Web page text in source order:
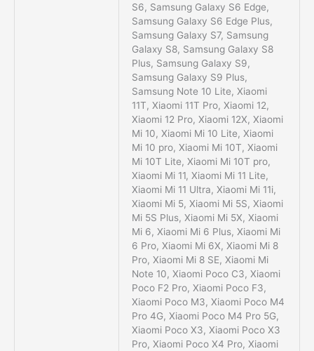
S6, Samsung Galaxy S6 Edge,
Samsung Galaxy S6 Edge Plus,
Samsung Galaxy S7, Samsung
Galaxy S8, Samsung Galaxy S8
Plus, Samsung Galaxy S9,
Samsung Galaxy S9 Plus,
Samsung Note 10 Lite, Xiaomi
11T, Xiaomi 11T Pro, Xiaomi 12,
Xiaomi 12 Pro, Xiaomi 12X, Xiaomi
Mi 10, Xiaomi Mi 10 Lite, Xiaomi
Mi 10 pro, Xiaomi Mi 10T, Xiaomi
Mi 10T Lite, Xiaomi Mi 10T pro,
Xiaomi Mi 11, Xiaomi Mi 11 Lite,
Xiaomi Mi 11 Ultra, Xiaomi Mi 11i,
Xiaomi Mi 5, Xiaomi Mi 5S, Xiaomi
Mi 5S Plus, Xiaomi Mi 5X, Xiaomi
Mi 6, Xiaomi Mi 6 Plus, Xiaomi Mi
6 Pro, Xiaomi Mi 6X, Xiaomi Mi 8
Pro, Xiaomi Mi 8 SE, Xiaomi Mi
Note 10, Xiaomi Poco C3, Xiaomi
Poco F2 Pro, Xiaomi Poco F3,
Xiaomi Poco M3, Xiaomi Poco M4
Pro 4G, Xiaomi Poco M4 Pro 5G,
Xiaomi Poco X3, Xiaomi Poco X3
Pro, Xiaomi Poco X4 Pro, Xiaomi